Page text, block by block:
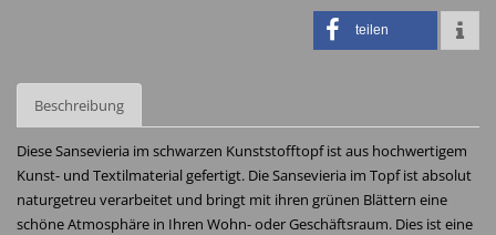
teilen
Beschreibung
Diese Sansevieria im schwarzen Kunststofftopf ist aus hochwertigem
Kunst- und Textilmaterial gefertigt. Die Sansevieria im Topf ist absolut
naturgetreu verarbeitet und bringt mit ihren grünen Blättern eine
schöne Atmosphäre in Ihren Wohn- oder Geschäftsraum. Dies ist eine